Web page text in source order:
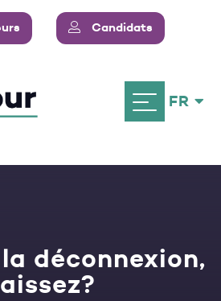
Candidats
FR
déconnexion,